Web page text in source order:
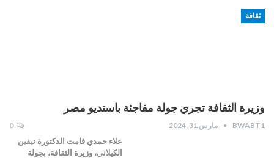
ثقافة
وزيرة الثقافة تجري جولة مفاجئة باستديو مصر
BWABT1 مارس 31, 2024 0
علاء حمدي قامت الدكتورة نيفين
الكيلاني، وزيرة الثقافة، بجولة